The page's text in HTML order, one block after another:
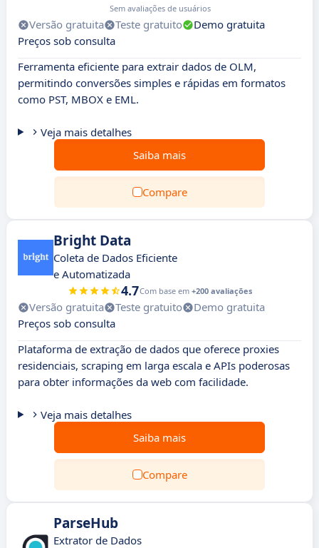
Sem avaliações de usuários
Versão gratuita Teste gratuito
Demo gratuita
Preços sob consulta
Ferramenta eficiente para extrair dados de OLM,
permitindo conversões simples e rápidas em formatos
como PST, MBOX e EML.
Veja mais detalhes
Saiba mais
Compare
Bright Data
Coleta de Dados Eficiente
e Automatizada
4.7Com base em +200 avaliações
Versão gratuita Teste gratuito
Demo gratuita
Preços sob consulta
Plataforma de extração de dados que oferece proxies
residenciais, scraping em larga escala e APIs poderosas
para obter informações da web com facilidade.
Veja mais detalhes
Saiba mais
Compare
ParseHub
Extrator de Dados